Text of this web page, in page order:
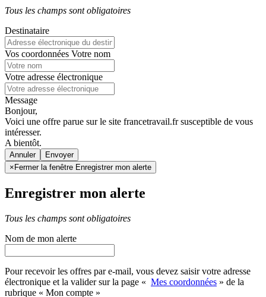
Tous les champs sont obligatoires
Destinataire
Vos coordonnées Votre nom
Votre adresse électronique
Message
Bonjour,
Voici une offre parue sur le site francetravail.fr susceptible de vous
intéresser.
A bientôt.
Annuler
× Fermer la fenêtre Enregistrer mon alerte
Enregistrer mon alerte
Tous les champs sont obligatoires
Nom de mon alerte
Pour recevoir les offres par e-mail, vous devez saisir votre adresse
électronique et la valider sur la page « Mes coordonnées » de la
rubrique « Mon compte »